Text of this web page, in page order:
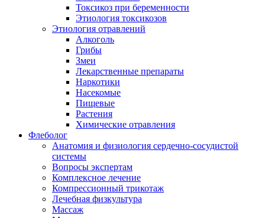
Токсикоз при беременности
Этиология токсикозов
Этиология отравлений
Алкоголь
Грибы
Змеи
Лекарственные препараты
Наркотики
Насекомые
Пищевые
Растения
Химические отравления
Флеболог
Анатомия и физиология сердечно-сосудистой
системы
Вопросы экспертам
Комплексное лечение
Компрессионный трикотаж
Лечебная физкультура
Массаж